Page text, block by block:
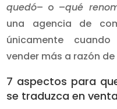
quedó– o –qué
una agencia de
únicamente
vender más a razón
7 aspectos para
se traduzca en